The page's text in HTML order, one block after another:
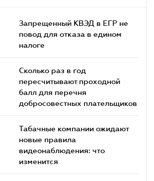
Запрещенный КВЭД в ЕГР не
повод для отказа в едином
налоге
Сколько раз в год
пересчитывают проходной
балл для перечня
добросовестных плательщиков
Табачные компании ожидают
новые правила
видеонаблюдения: что
изменится